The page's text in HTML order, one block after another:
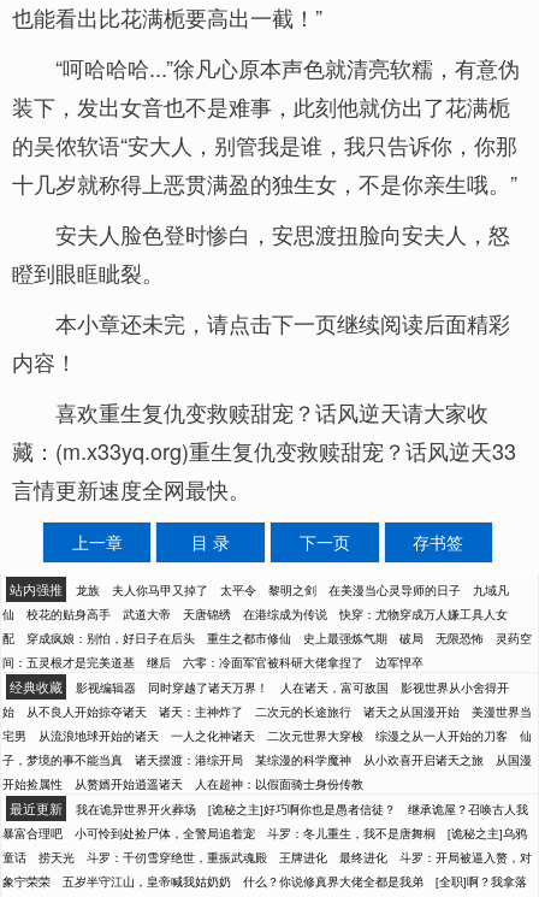
也能看出比花满栀要高出一截！”
“呵哈哈哈...”徐凡心原本声色就清亮软糯，有意伪
装下，发出女音也不是难事，此刻他就仿出了花满栀
的吴侬软语“安大人，别管我是谁，我只告诉你，你那
十几岁就称得上恶贯满盈的独生女，不是你亲生哦。”
安夫人脸色登时惨白，安思渡扭脸向安夫人，怒
瞪到眼眶眦裂。
本小章还未完，请点击下一页继续阅读后面精彩
内容！
喜欢重生复仇变救赎甜宠？话风逆天请大家收
藏：(m.x33yq.org)重生复仇变救赎甜宠？话风逆天33
言情更新速度全网最快。
上一章 目 录 下一页 存书签
站内强推 龙族 夫人你马甲又掉了 太平令 黎明之剑 在美漫当心灵导师的日子
九域凡
仙
校花的贴身高手 武道大帝 天唐锦绣 在港综成为传说
快穿：尤物穿成万人嫌工具人女
配
穿成疯娘：别怕，好日子在后头 重生之都市修仙 史上最强炼气期 破局 无限恐怖
灵药空
间：五灵根才是完美道基
继后 六零：冷面军官被科研大佬拿捏了 边军悍卒
经典收藏 影视编辑器 同时穿越了诸天万界！ 人在诸天，富可敌国
影视世界从小舍得开
始
从不良人开始掠夺诸天 诸天：主神炸了 二次元的长途旅行 诸天之从国漫开始
美漫世界当
宅男
从流浪地球开始的诸天 一人之化神诸天 二次元世界大穿梭 综漫之从一人开始的刀客
仙
子，梦境的事不能当真
诸天摆渡：港综开局 某综漫的科学魔神 从小欢喜开启诸天之旅
从国漫
开始捡属性
从赘婿开始逍遥诸天 人在超神：以假面骑士身份传教
最近更新 我在诡异世界开火葬场 [诡秘之主]好巧啊你也是愚者信徒？
继承诡屋？召唤古人我
暴富合理吧
小可怜到处捡尸体，全警局追着宠 斗罗：冬儿重生，我不是唐舞桐
[诡秘之主]乌鸦
童话
捞天光 斗罗：千仞雪穿绝世，重振武魂殿 王牌进化 最终进化
斗罗：开局被逼入赘，对
象宁荣荣
五岁半守江山，皇帝喊我姑奶奶 什么？你说修真界大佬全都是我弟 [全职]啊？我拿落